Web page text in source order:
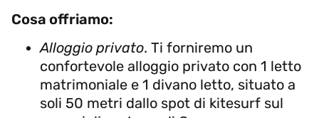
Cosa offriamo:
Alloggio privato. Ti forniremo un
confortevole alloggio privato con 1 letto
matrimoniale e 1 divano letto, situato a
soli 50 metri dallo spot di kitesurf sul